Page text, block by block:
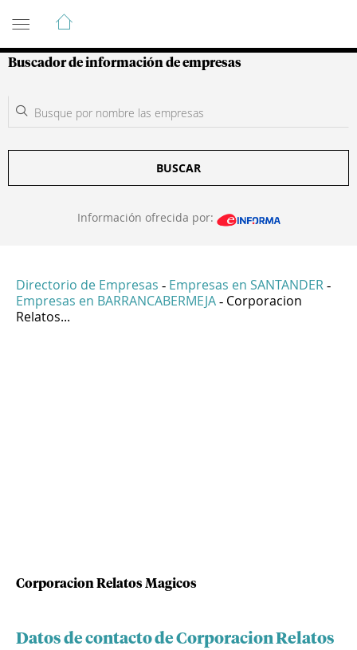
Guía de Empresas Colombianas
Buscador de información de empresas
BUSCAR
Información ofrecida por:
Directorio de Empresas - Empresas en SANTANDER -
Empresas en BARRANCABERMEJA - Corporacion
Relatos...
Corporacion Relatos Magicos
Datos de contacto de Corporacion Relatos